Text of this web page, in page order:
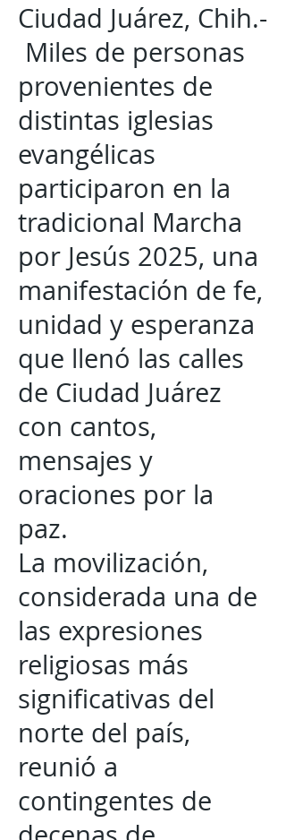
Ciudad Juárez, Chih.-
Miles de personas
provenientes de
distintas iglesias
evangélicas
participaron en la
tradicional Marcha
por Jesús 2025, una
manifestación de fe,
unidad y esperanza
que llenó las calles
de Ciudad Juárez
con cantos,
mensajes y
oraciones por la
paz.
La movilización,
considerada una de
las expresiones
religiosas más
significativas del
norte del país,
reunió a
contingentes de